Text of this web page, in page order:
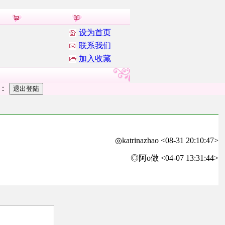
设为首页
联系我们
加入收藏
◎katrinazhao <08-31 20:10:47>
◎阿o做 <04-07 13:31:44>